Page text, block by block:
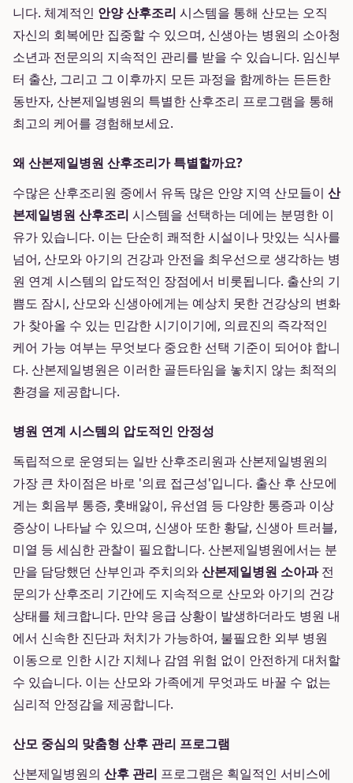
니다. 체계적인 안양 산후조리 시스템을 통해 산모는 오직
자신의 회복에만 집중할 수 있으며, 신생아는 병원의 소아청
소년과 전문의의 지속적인 관리를 받을 수 있습니다. 임신부
터 출산, 그리고 그 이후까지 모든 과정을 함께하는 든든한
동반자, 산본제일병원의 특별한 산후조리 프로그램을 통해
최고의 케어를 경험해보세요.
왜 산본제일병원 산후조리가 특별할까요?
수많은 산후조리원 중에서 유독 많은 안양 지역 산모들이 산
본제일병원 산후조리 시스템을 선택하는 데에는 분명한 이
유가 있습니다. 이는 단순히 쾌적한 시설이나 맛있는 식사를
넘어, 산모와 아기의 건강과 안전을 최우선으로 생각하는 병
원 연계 시스템의 압도적인 장점에서 비롯됩니다. 출산의 기
쁨도 잠시, 산모와 신생아에게는 예상치 못한 건강상의 변화
가 찾아올 수 있는 민감한 시기이기에, 의료진의 즉각적인
케어 가능 여부는 무엇보다 중요한 선택 기준이 되어야 합니
다. 산본제일병원은 이러한 골든타임을 놓치지 않는 최적의
환경을 제공합니다.
병원 연계 시스템의 압도적인 안정성
독립적으로 운영되는 일반 산후조리원과 산본제일병원의
가장 큰 차이점은 바로 '의료 접근성'입니다. 출산 후 산모에
게는 회음부 통증, 훗배앓이, 유선염 등 다양한 통증과 이상
증상이 나타날 수 있으며, 신생아 또한 황달, 신생아 트러블,
미열 등 세심한 관찰이 필요합니다. 산본제일병원에서는 분
만을 담당했던 산부인과 주치의와산본제일병원 소아과전
문의가 산후조리 기간에도 지속적으로 산모와 아기의 건강
상태를 체크합니다. 만약 응급 상황이 발생하더라도 병원 내
에서 신속한 진단과 처치가 가능하여, 불필요한 외부 병원
이동으로 인한 시간 지체나 감염 위험 없이 안전하게 대처할
수 있습니다. 이는 산모와 가족에게 무엇과도 바꿀 수 없는
심리적 안정감을 제공합니다.
산모 중심의 맞춤형 산후 관리 프로그램
산본제일병원의 산후 관리 프로그램은 획일적인 서비스에